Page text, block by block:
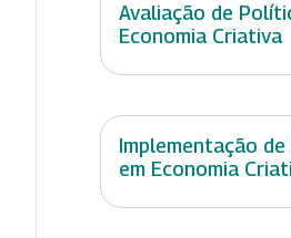
Avaliação de
Economia Criativa
Implementação
em Economia